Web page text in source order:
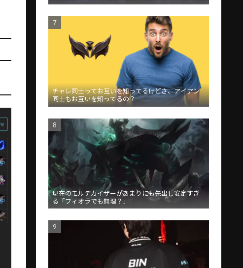
チャレ同士ってお互いを知ってるけどさ、アイアン
同士もお互いを知ってるの？
現在のモルデカイザーがあまりにも先出し安定すぎ
る「フィオラでも無理？」